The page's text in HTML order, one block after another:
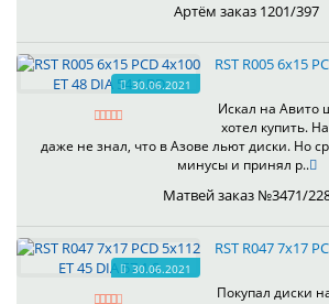
Артём заказ 1201/397
30.06.2021
RST R005 6x15
Искал на Авито
хотел купить.
даже не знал, что в Азове льют диски. Но
минусы и принял р..
Матвей заказ №3471/
30.06.2021
RST R047 7x17
Покупал диски